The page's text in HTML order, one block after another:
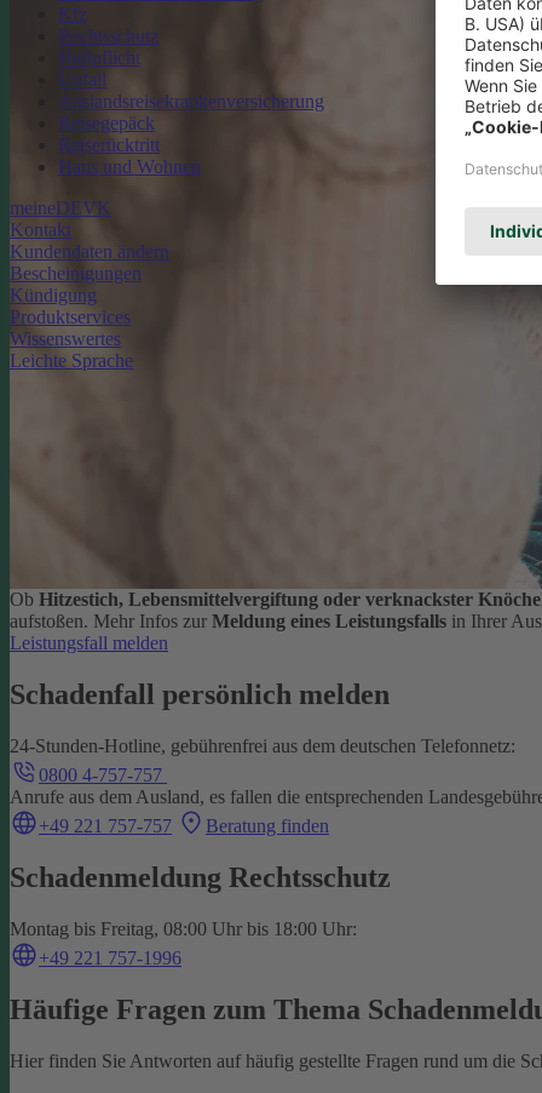
Kfz
Rechtsschutz
Haftpflicht
Unfall
Auslandsreisekrankenversicherung
Reisegepäck
Reiserücktritt
Haus und Wohnen
meineDEVK
Kontakt
Kundendaten ändern
Bescheinigungen
Kündigung
Produktservices
Wissenswertes
Leichte Sprache
Ob Hitzestich, Lebensmittelvergiftung oder verknackster
aufstoßen. Mehr Infos zur Meldung eines Leistungsfalls in Ihrer
Leistungsfall melden
Schadenfall persönlich melden
24-Stunden-Hotline, gebührenfrei aus dem deutschen Telefonnetz:
0800 4-757-757
Anrufe aus dem Ausland, es fallen die entsprechenden
+49 221 757-757
Beratung finden
Schadenmeldung Rechtsschutz
Montag bis Freitag, 08:00 Uhr bis 18:00 Uhr:
+49 221 757-1996
Häufige Fragen zum Thema
Hier finden Sie Antworten auf häufig gestellte Fragen rund um die